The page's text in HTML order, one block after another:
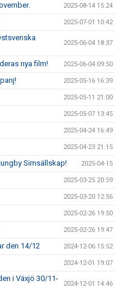
2025-08-14 15:24
2025-07-01 10:42
2025-06-04 18:37
nya film! 2025-06-04 09:50
2025-05-16 16:39
2025-05-11 21:00
2025-05-07 13:45
2025-04-24 16:49
2025-04-23 21:15
Simsällskap! 2025-04-15
2025-03-25 20:59
2025-03-20 12:56
2025-02-26 19:50
2025-02-26 19:47
den 14/12 2024-12-06 15:52
2024-12-01 19:07
i Växjö 30/11-
2024-12-01 14:46